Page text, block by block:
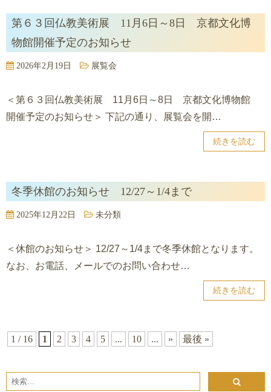
第６３回仏教美術展 11月6日～8日 京都文化博
物館開催予定のお知らせ
2026年2月19日 展覧会
＜第６３回仏教美術展 11月6日～8日 京都文化博物館
開催予定のお知らせ＞ 下記の通り、展覧会を開…
続きを読む
冬季休館のお知らせ 12/27～1/4まで
2025年12月22日 未分類
＜休館のお知らせ＞ 12/27～1/4まで冬季休館となります。
なお、お電話、メールでのお問い合わせ…
続きを読む
1 / 16 1 2 3 4 5 ... 10 ... » 最後 »